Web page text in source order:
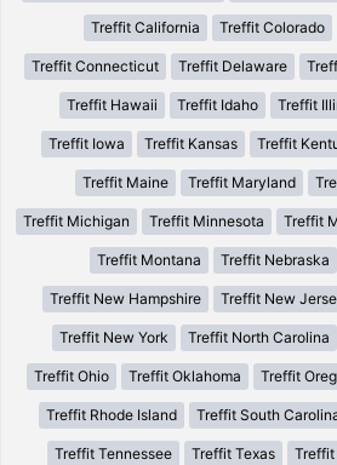
Treffit California Treffit Colorado
Treffit Connecticut Treffit Delaware
Treffit Hawaii Treffit Idaho Treffit
Treffit Iowa Treffit Kansas Treffit
Treffit Maine Treffit Maryland
Treffit Michigan Treffit Minnesota Treffit
Treffit Montana Treffit Nebraska
Treffit New Hampshire Treffit New
Treffit New York Treffit North Carolina
Treffit Ohio Treffit Oklahoma Treffit
Treffit Rhode Island Treffit South
Treffit Tennessee Treffit Texas